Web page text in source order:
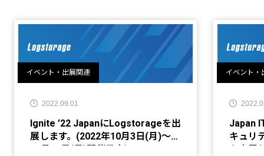
イベント・出展関連
2022.09.01
Ignite ’22 JapanにLogstorageを出
展します。(2022年10月3日(月)〜
12月25日(日)開催予定)
イベント・
Japan
キュリ
を出展